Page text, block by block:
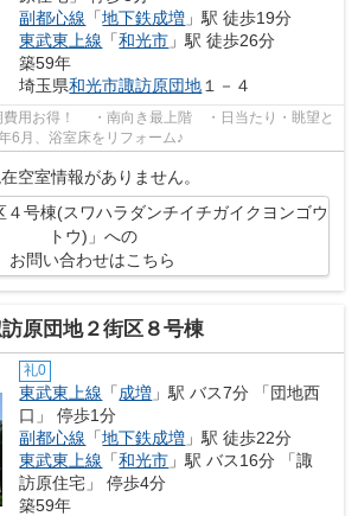
副都心線 「地下鉄成増 」駅 徒歩19分
東武東上線 「和光市 」駅 徒歩26分
築59年
埼玉県和光市諏訪原団地 １－４
費用お得！ ・南向き最上階 ・日当たり・眺望と
月、浴室床をリフォーム♪
空室情報がありません。
４号棟(スワハラダンチイチガイクヨンゴウ
トウ)」への
お問い合わせはこちら
原団地２街区８号棟
礼0
東武東上線 「成増 」駅 バス7分 「団地西
口」 停歩1分
副都心線 「地下鉄成増 」駅 徒歩22分
東武東上線 「和光市 」駅 バス16分 「諏
訪原住宅」 停歩4分
築59年